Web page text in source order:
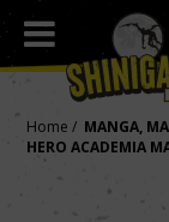
Home MANGA,
HERO ACADEMIA